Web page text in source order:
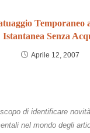
Temporaneo
Istantanea Senza
Aprile 12, 2007
di identificare
nel mondo degli